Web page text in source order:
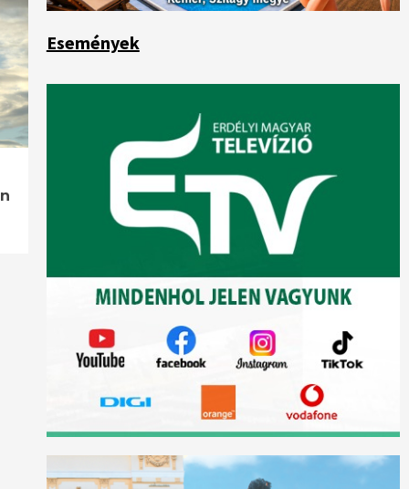
Események